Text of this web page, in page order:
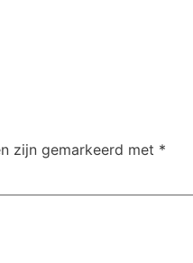
zijn gemarkeerd met *